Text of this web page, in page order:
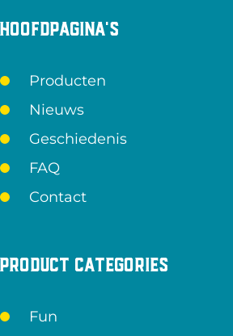
Hoofdpagina's
Producten
Nieuws
Geschiedenis
FAQ
Contact
Product categories
Fun